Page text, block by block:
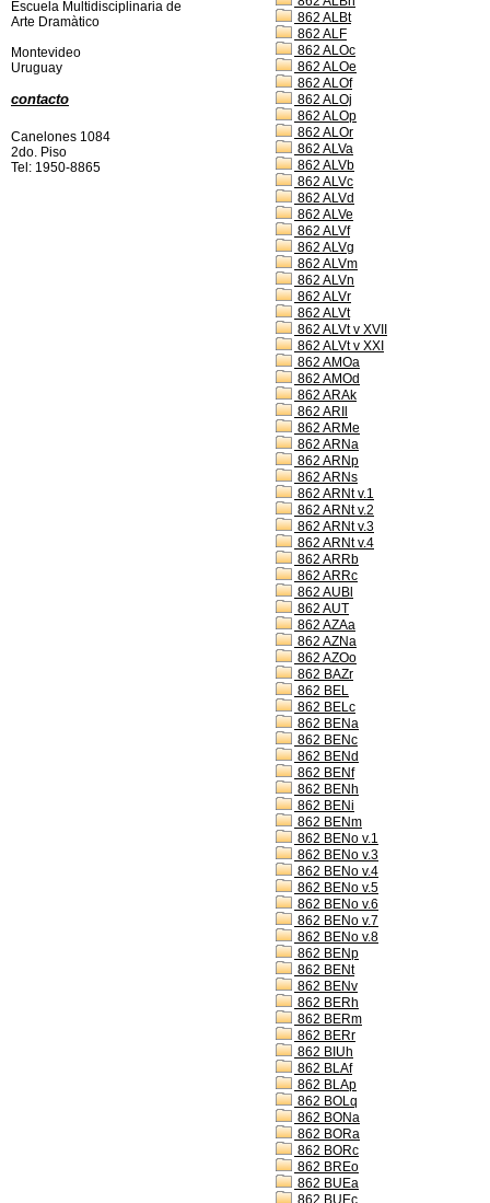
862 ALBt
862 ALF
862 ALOc
862 ALOe
862 ALOf
862 ALOj
862 ALOp
862 ALOr
862 ALVa
862 ALVb
862 ALVc
862 ALVd
862 ALVe
862 ALVf
862 ALVg
862 ALVm
862 ALVn
862 ALVr
862 ALVt
862 ALVt v XVII
862 ALVt v XXI
862 AMOa
862 AMOd
862 ARAk
862 ARIl
862 ARMe
862 ARNa
862 ARNp
862 ARNs
862 ARNt v.1
862 ARNt v.2
862 ARNt v.3
862 ARNt v.4
862 ARRb
862 ARRc
862 AUBl
862 AUT
862 AZAa
862 AZNa
862 AZOo
862 BAZr
862 BEL
862 BELc
862 BENa
862 BENc
862 BENd
862 BENf
862 BENh
862 BENi
862 BENm
862 BENo v.1
862 BENo v.3
862 BENo v.4
862 BENo v.5
862 BENo v.6
862 BENo v.7
862 BENo v.8
862 BENp
862 BENt
862 BENv
862 BERh
862 BERm
862 BERr
862 BIUh
862 BLAf
862 BLAp
862 BOLq
862 BONa
862 BORa
862 BORc
862 BREo
862 BUEa
862 BUEc
Escuela Multidisciplinaria de
Arte Dramàtico
Montevideo
Uruguay
contacto
Canelones 1084
2do. Piso
Tel: 1950-8865